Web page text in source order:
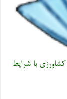
با شرایط